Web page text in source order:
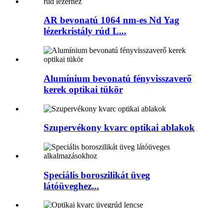
AR bevonatú 1064 nm-es Nd Yag
lézerkristály rúd L...
Alumínium bevonatú fényvisszaverő
kerek optikai tükör
Szupervékony kvarc optikai ablakok
Speciális boroszilikát üveg
látóüveghez...